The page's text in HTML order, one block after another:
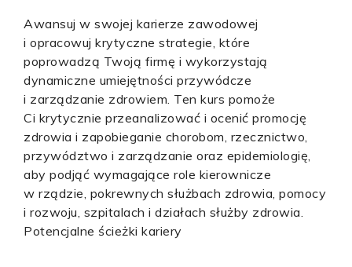
Awansuj w swojej karierze zawodowej
i opracowuj krytyczne strategie, które
poprowadzą Twoją firmę i wykorzystają
dynamiczne umiejętności przywódcze
i zarządzanie zdrowiem. Ten kurs pomoże
Ci krytycznie przeanalizować i ocenić promocję
zdrowia i zapobieganie chorobom, rzecznictwo,
przywództwo i zarządzanie oraz epidemiologię,
aby podjąć wymagające role kierownicze
w rządzie, pokrewnych służbach zdrowia, pomocy
i rozwoju, szpitalach i działach służby zdrowia.
Potencjalne ścieżki kariery